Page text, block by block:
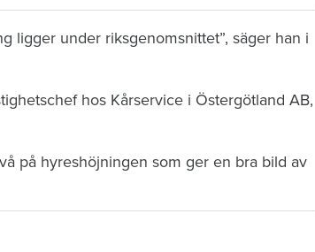
ligger under riksgenomsnittet”, säger han i
hos Kårservice i Östergötland AB,
på hyreshöjningen som ger en bra bild av